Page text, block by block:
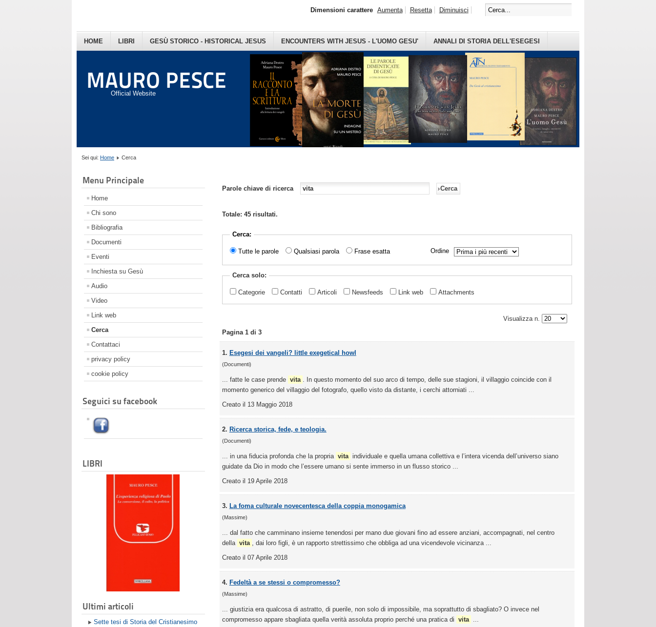
MAURO PESCE
Official Website
HOME LIBRI GESÙ STORICO - HISTORICAL JESUS ENCOUNTERS WITH JESUS - L'UOMO GESU' ANNALI DI STORIA DELL'ESEGESI
Dimensioni carattere Aumenta Resetta Diminuisci
Sei qui: Home Cerca
Menu Principale
Home
Chi sono
Bibliografia
Documenti
Eventi
Inchiesta su Gesù
Audio
Video
Link web
Cerca
Contattaci
privacy policy
cookie policy
Seguici su facebook
LIBRI
Ultimi articoli
Sette tesi di Storia del Cristianesimo
Parole chiave di ricerca Cerca
Totale: 45 risultati.
Cerca:
Tutte le parole Qualsiasi parola Frase esatta Ordine
Cerca solo:
Categorie Contatti Articoli Newsfeeds Link web Attachments
Visualizza n.
Pagina 1 di 3
1. Esegesi dei vangeli? little exegetical howl
(Documenti)
... fatte le case prende vita . In questo momento del suo arco di tempo, delle sue stagioni, il villaggio coincide con il
momento generico del villaggio del fotografo, quello visto da distante, i cerchi attorniati ...
Creato il 13 Maggio 2018
2. Ricerca storica, fede, e teologia.
(Documenti)
... in una fiducia profonda che la propria vita individuale e quella umana collettiva e l’intera vicenda dell’universo siano
guidate da Dio in modo che l’essere umano si sente immerso in un flusso storico ...
Creato il 19 Aprile 2018
3. La foma culturale novecentesca della coppia monogamica
(Massime)
... dal fatto che camminano insieme tenendosi per mano due giovani fino ad essere anziani, accompagnati, nel centro
della vita , dai loro figli, è un rapporto strettissimo che obbliga ad una vicendevole vicinanza ...
Creato il 07 Aprile 2018
4. Fedeltà a se stessi o compromesso?
(Massime)
... giustizia era qualcosa di astratto, di puerile, non solo di impossibile, ma soprattutto di sbagliato? O invece nel
compromesso appare sbagliata quella verità assoluta proprio perché una pratica di vita
...